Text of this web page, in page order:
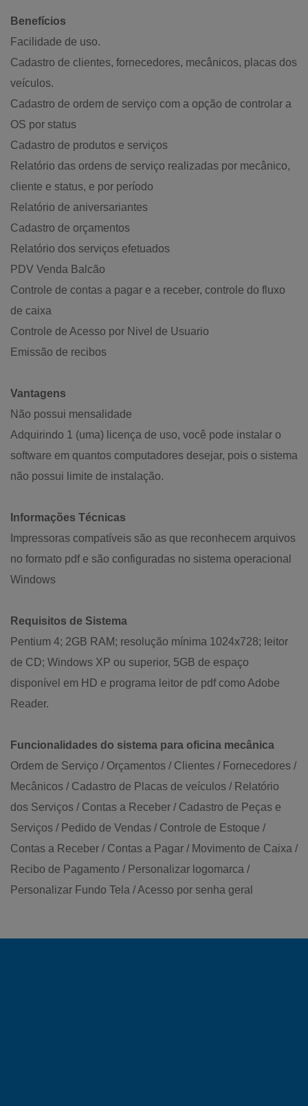
Benefícios
Facilidade de uso.
Cadastro de clientes, fornecedores, mecânicos, placas dos
veículos.
Cadastro de ordem de serviço com a opção de controlar a
OS por status
Cadastro de produtos e serviços
Relatório das ordens de serviço realizadas por mecânico,
cliente e status, e por período
Relatório de aniversariantes
Cadastro de orçamentos
Relatório dos serviços efetuados
PDV Venda Balcão
Controle de contas a pagar e a receber, controle do fluxo
de caixa
Controle de Acesso por Nivel de Usuario
Emissão de recibos
Vantagens
Não possui mensalidade
Adquirindo 1 (uma) licença de uso, você pode instalar o
software em quantos computadores desejar, pois o sistema
não possui limite de instalação.
Informações Técnicas
Impressoras compatíveis são as que reconhecem arquivos
no formato pdf e são configuradas no sistema operacional
Windows
Requisitos de Sistema
Pentium 4; 2GB RAM; resolução mínima 1024x728; leitor
de CD; Windows XP ou superior, 5GB de espaço
disponível em HD e programa leitor de pdf como Adobe
Reader.
Funcionalidades do sistema para oficina mecânica
Ordem de Serviço / Orçamentos / Clientes / Fornecedores /
Mecânicos / Cadastro de Placas de veículos / Relatório
dos Serviços / Contas a Receber / Cadastro de Peças e
Serviços / Pedido de Vendas / Controle de Estoque /
Contas a Receber / Contas a Pagar / Movimento de Caixa /
Recibo de Pagamento / Personalizar logomarca /
Personalizar Fundo Tela / Acesso por senha geral